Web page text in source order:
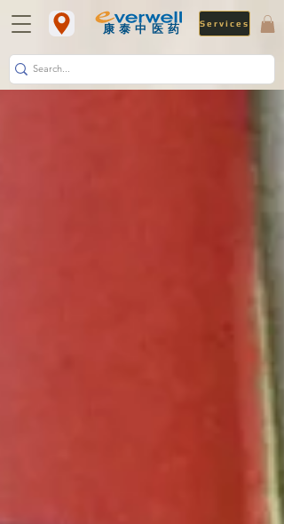
Services
​康泰中医药